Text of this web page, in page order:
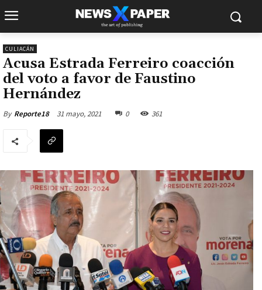
CULIACÁN
Acusa Estrada Ferreiro coacción
del voto a favor de Faustino
Hernández
By Reporte18 31 mayo, 2021 0 361